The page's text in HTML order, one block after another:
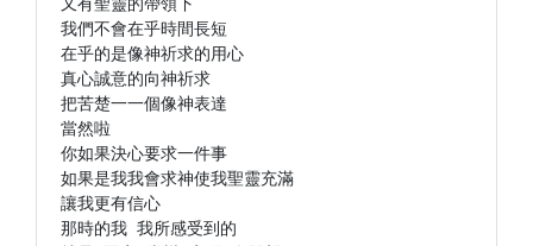
我們不會在乎時間長短
在乎的是像神祈求的用心
真心誠意的向神祈求
把苦楚一一個像神表達
當然啦
你如果決心要求一件事
如果是我我會求神使我聖靈充滿
讓我更有信心
那時的我 我所感受到的